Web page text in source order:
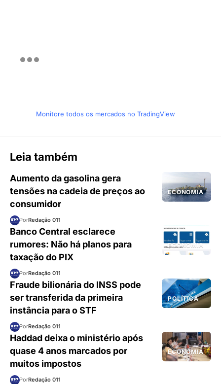
Monitore todos os mercados no TradingView
Leia também
ECONOMIA
Aumento da gasolina gera
tensões na cadeia de preços ao
consumidor
PorRedação 011
ECONOMIA
Banco Central esclarece
rumores: Não há planos para
taxação do PIX
PorRedação 011
POLÍTICA
Fraude bilionária do INSS pode
ser transferida da primeira
instância para o STF
PorRedação 011
ECONOMIA
Haddad deixa o ministério após
quase 4 anos marcados por
muitos impostos
PorRedação 011